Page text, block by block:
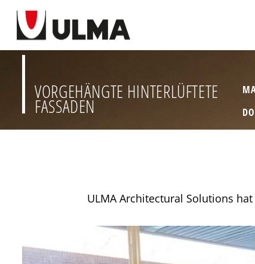
VORGEHÄNGTE HINTERLÜFTETE
FASSADEN
ULMA Architectural Solutions